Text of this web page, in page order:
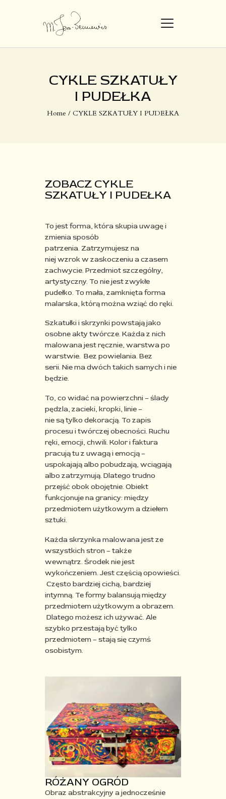
CYKLE SZKATUŁY
I PUDEŁKA
Home CYKLE SZKATUŁY I PUDEŁKA
STRONA GŁÓWNA
DZIEŁA
O MNIE
ZOBACZ CYKLE
SZKATUŁY I PUDEŁKA
To jest forma, która skupia uwagę i
zmienia sposób
patrzenia. Zatrzymujesz na
niej wzrok w zaskoczeniu a czasem
zachwycie. Przedmiot szczególny,
artystyczny. To nie jest zwykłe
pudełko. To mała, zamknięta forma
malarska, którą można wziąć do ręki.
Szkatułki i skrzynki powstają jako
osobne akty twórcze. Każda z nich
malowana jest ręcznie, warstwa po
warstwie. Bez powielania. Bez
serii. Nie ma dwóch takich samych i nie
będzie.
To, co widać na powierzchni – ślady
pędzla, zacieki, kropki, linie –
nie są tylko dekoracją. To zapis
procesu i twórczej obecności. Ruchu
ręki, emocji, chwili. Kolor i faktura
pracują tu z uwagą i emocją –
uspokajają albo pobudzają, wciągają
albo zatrzymują. Dlatego trudno
przejść obok obojętnie. Obiekt
funkcjonuje na granicy: między
przedmiotem użytkowym a dziełem
sztuki.
Każda skrzynka malowana jest ze
wszystkich stron – także
wewnątrz. Środek nie jest
wykończeniem. Jest częścią opowieści.
Często bardziej cichą, bardziej
intymną. Te formy balansują między
przedmiotem użytkowym a obrazem.
Dlatego możesz ich używać. Ale
szybko przestają być tylko
przedmiotem – stają się czymś
osobistym.
RÓŻANY OGRÓD
Obraz abstrakcyjny a jednocześnie